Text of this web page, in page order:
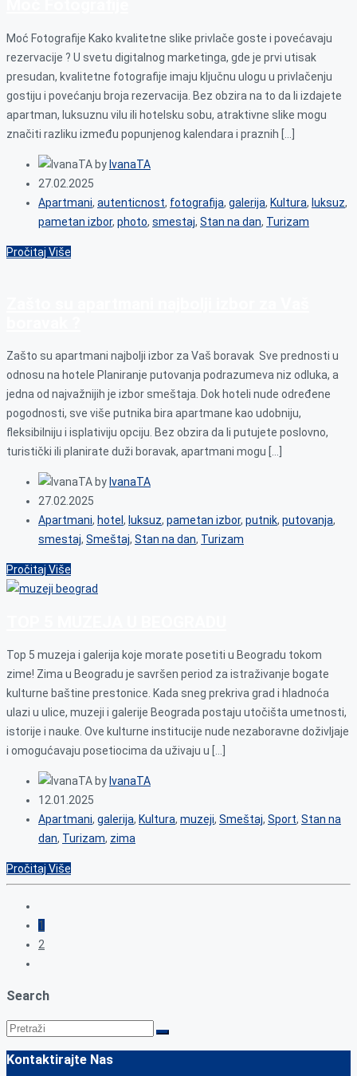
Moć Fotografije Kako kvalitetne slike privlače goste i povećavaju
rezervacije ? U svetu digitalnog marketinga, gde je prvi utisak
presudan, kvalitetne fotografije imaju ključnu ulogu u privlačenju
gostiju i povećanju broja rezervacija. Bez obzira na to da li izdajete
apartman, luksuznu vilu ili hotelsku sobu, atraktivne slike mogu
značiti razliku između popunjenog kalendara i praznih […]
byIvanaTA
27.02.2025
Apartmani, autenticnost, fotografija, galerija, Kultura, luksuz,
pametan izbor, photo, smestaj, Stan na dan, Turizam
Pročitaj Više
Zašto su apartmani najbolji izbor za Vaš boravak Sve prednosti u
odnosu na hotele Planiranje putovanja podrazumeva niz odluka, a
jedna od najvažnijih je izbor smeštaja. Dok hoteli nude određene
pogodnosti, sve više putnika bira apartmane kao udobniju,
fleksibilniju i isplativiju opciju. Bez obzira da li putujete poslovno,
turistički ili planirate duži boravak, apartmani mogu […]
by IvanaTA
27.02.2025
Apartmani, hotel , luksuz, pametan izbor, putnik, putovanja,
smestaj, Smeštaj, Stan na dan, Turizam
Pročitaj Više
Top 5 muzeja i galerija koje morate posetiti u Beogradu tokom
zime! Zima u Beogradu je savršen period za istraživanje bogate
kulturne baštine prestonice. Kada sneg prekriva grad i hladnoća
ulazi u ulice, muzeji i galerije Beograda postaju utočišta umetnosti,
istorije i nauke. Ove kulturne institucije nude nezaboravne doživljaje
i omogućavaju posetiocima da uživaju u […]
by IvanaTA
12.01.2025
Apartmani, galerija, Kultura, muzeji, Smeštaj, Sport, Stan na
dan, Turizam, zima
Pročitaj Više
1
2
Search
Kontaktirajte Nas